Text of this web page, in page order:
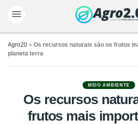
Agro20 » Os recursos naturais são os frutos
planeta terra
MEIO AMBIENTE
Os recursos
frutos mais